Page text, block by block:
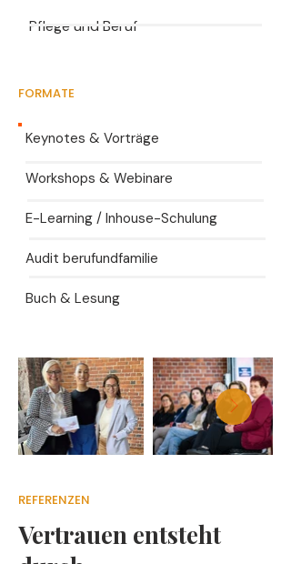
Pflege und Beruf
FORMATE
Keynotes & Vorträge
Workshops & Webinare
E-Learning / Inhouse-Schulung
Audit berufundfamilie
Buch & Lesung
REFERENZEN
Vertrauen entsteht